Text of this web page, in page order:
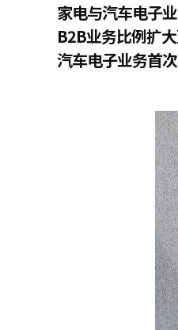
家电与汽车电子
B2B业务比例扩
汽车电子业务首